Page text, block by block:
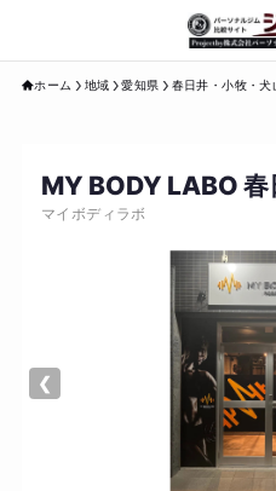
ホーム 地域 愛知県 春日井・小牧・犬
MY BODY LABO 春
マイボディラボ
❮